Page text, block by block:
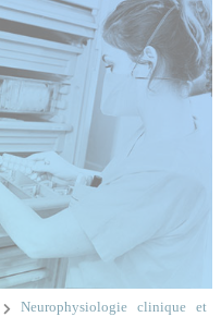
Neurophysiologie clinique et